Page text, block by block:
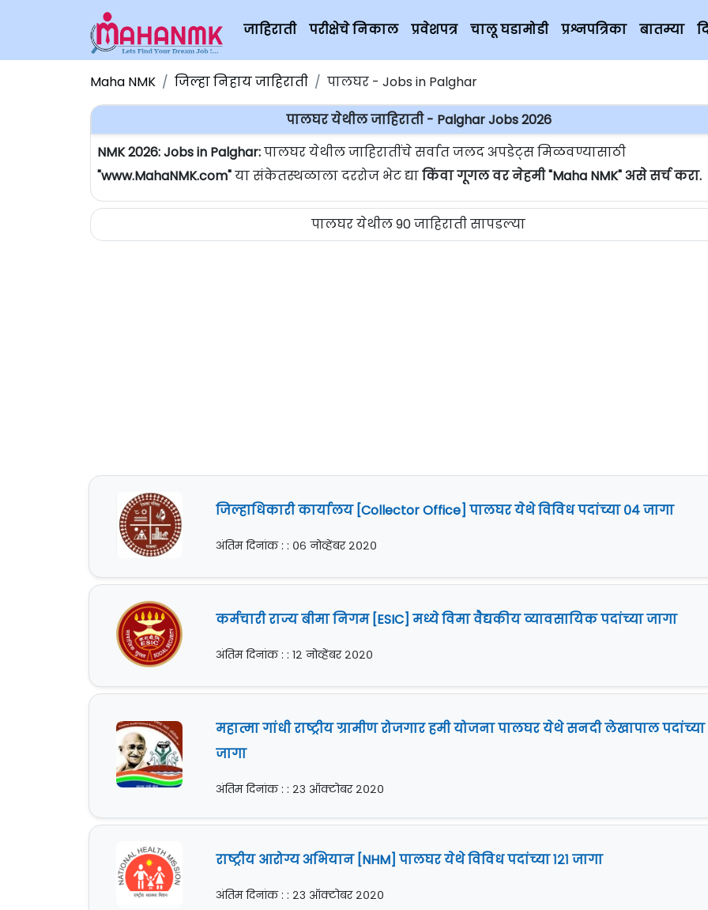
जाहिराती परीक्षेचे निकाल प्रवेशपत्र चालू घडामोडी प्रश्नपत्रिका बातम्या
Maha NMK जिल्हा निहाय जाहिराती पालघर - Jobs in Palghar
पालघर येथील जाहिराती - Palghar Jobs 2026
NMK 2026: Jobs in Palghar:पालघर येथील जाहिरातींचे सर्वात जलद अपडेट्स मिळवण्यासाठी
"www.MahaNMK.com"या संकेतस्थळाला दररोज भेट द्याकिंवा गूगल वर नेहमी "Maha NMK" असे सर्च करा.
पालघर येथील 90 जाहिराती सापडल्या
जिल्हाधिकारी कार्यालय [Collector Office] पालघर येथे विविध पदांच्या ०४ जागा
अंतिम दिनांक : : ०६ नोव्हेंबर २०२०
कर्मचारी राज्य बीमा निगम [ESIC] मध्ये विमा वैद्यकीय व्यावसायिक पदांच्या जागा
अंतिम दिनांक : : १२ नोव्हेंबर २०२०
महात्मा गांधी राष्ट्रीय ग्रामीण रोजगार हमी योजना पालघर येथे सनदी लेखापाल
जागा
अंतिम दिनांक : : २३ ऑक्टोबर २०२०
राष्ट्रीय आरोग्य अभियान [NHM] पालघर येथे विविध पदांच्या १२१ जागा
अंतिम दिनांक : : २३ ऑक्टोबर २०२०